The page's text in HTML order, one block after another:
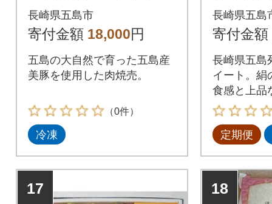
0個入)
長崎県五島市
寄付金額 18,000円
五島の大自然で育った五島産
美豚を使用した肉焼売。
（0件）
冷凍
クスイ
(計
長崎県五島
寄付金額
長崎県五島
イート。絹
食感と上品
芋!(有機
定期便
17 18